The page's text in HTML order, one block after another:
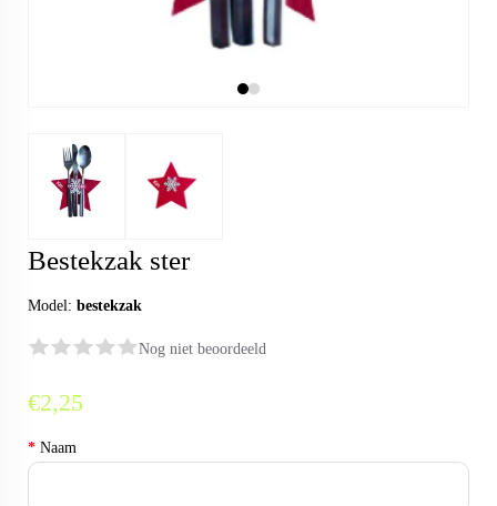
Bestekzak ster
Model: bestekzak
Nog niet beoordeeld
€2,25
* Naam